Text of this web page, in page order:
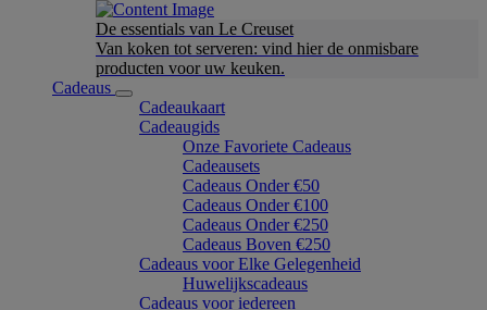
De essentials van Le Creuset
Van koken tot serveren: vind hier de onmisbare
producten voor uw keuken.
Cadeaus
Cadeaukaart
Cadeaugids
Onze Favoriete Cadeaus
Cadeausets
Cadeaus Onder €50
Cadeaus Onder €100
Cadeaus Onder €250
Cadeaus Boven €250
Cadeaus voor Elke Gelegenheid
Huwelijkscadeaus
Cadeaus voor iedereen